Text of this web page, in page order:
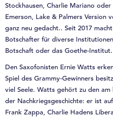
Stockhausen, Charlie Mariano
Emerson, Lake & Palmers Version
ganz neu gedacht.. Seit 2017
Botschafter für diverse
Botschaft oder das Goethe-Institut.
Den Saxofonisten Ernie Watts
Spiel des Grammy-Gewinners
viel Seele. Watts gehört zu den
der Nachkriegsgeschichte: er ist
Frank Zappa, Charlie Hadens